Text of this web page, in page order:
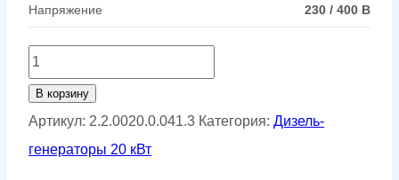
Напряжение 230 / 400 В
Количество
товара
Дизельный
генератор
В корзину
Артикул: 2.2.0020.0.041.3 Категория: Дизель-
генераторы 20 кВт